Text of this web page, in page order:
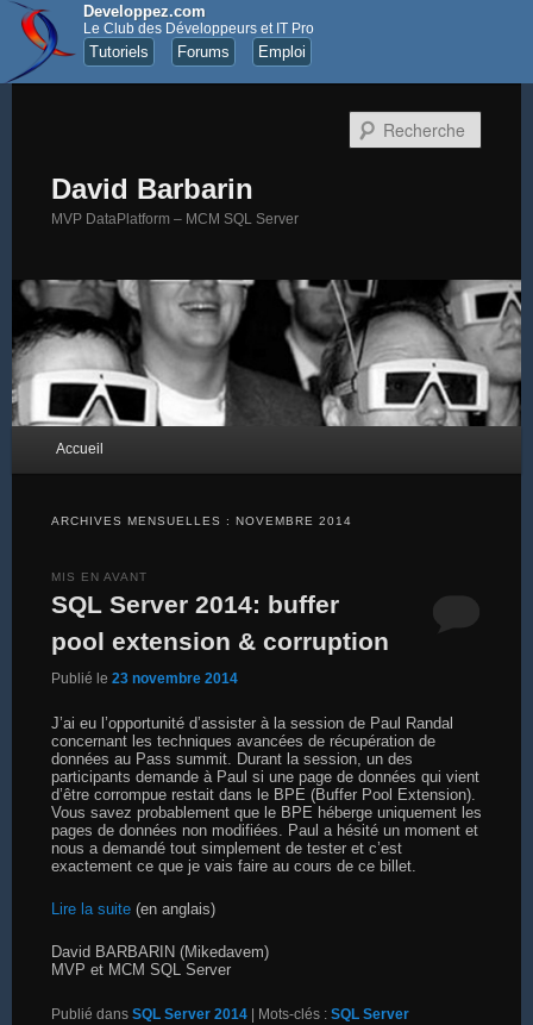
Developpez.com
Le Club des Développeurs et IT Pro
Tutoriels Forums Emploi
David Barbarin
MVP DataPlatform – MCM SQL Server
Aller au contenu principal
Aller au contenu secondaire
Accueil
ARCHIVES MENSUELLES : NOVEMBRE 2014
SQL Server 2014: buffer
pool extension & corruption
MIS EN AVANT
Publié le 23 novembre 2014
J’ai eu l’opportunité d’assister à la session de Paul Randal
concernant les techniques avancées de récupération de
données au Pass summit. Durant la session, un des
participants demande à Paul si une page de données qui vient
d’être corrompue restait dans le BPE (Buffer Pool Extension).
Vous savez probablement que le BPE héberge uniquement les
pages de données non modifiées. Paul a hésité un moment et
nous a demandé tout simplement de tester et c’est
exactement ce que je vais faire au cours de ce billet.
Lire la suite(en anglais)
David BARBARIN (Mikedavem)
MVP et MCM SQL Server
Publié dans SQL Server 2014 Mots-clés : SQL Server